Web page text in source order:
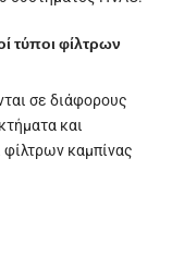
τύποι φίλτρων
σε διάφορους
και
φίλτρων καμπίνας